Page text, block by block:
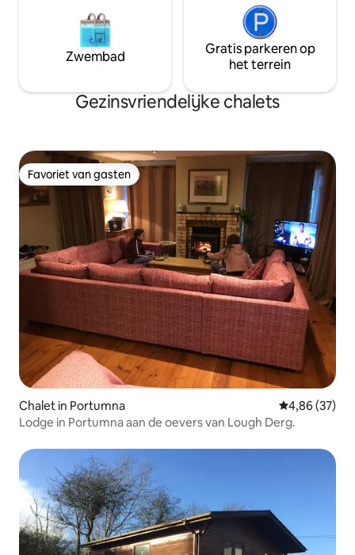
Zwembad
Gratis parkeren op
het terrein
Gezinsvriendelijke chalets
Favoriet van gasten
Favoriet van gasten
Chalet in Portumna Gemiddelde
4,86 (37)
Lodge in Portumna aan de oevers van Lough Derg.